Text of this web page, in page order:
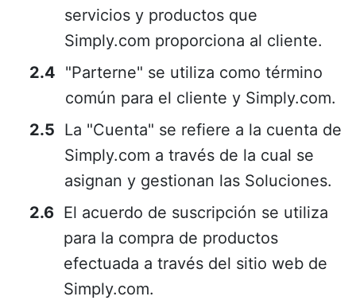
servicios y productos que
Simply.com proporciona al cliente.
"Parterne" se utiliza como término
común para el cliente y Simply.com.
La "Cuenta" se refiere a la cuenta de
Simply.com a través de la cual se
asignan y gestionan las Soluciones.
El acuerdo de suscripción se utiliza
para la compra de productos
efectuada a través del sitio web de
Simply.com.